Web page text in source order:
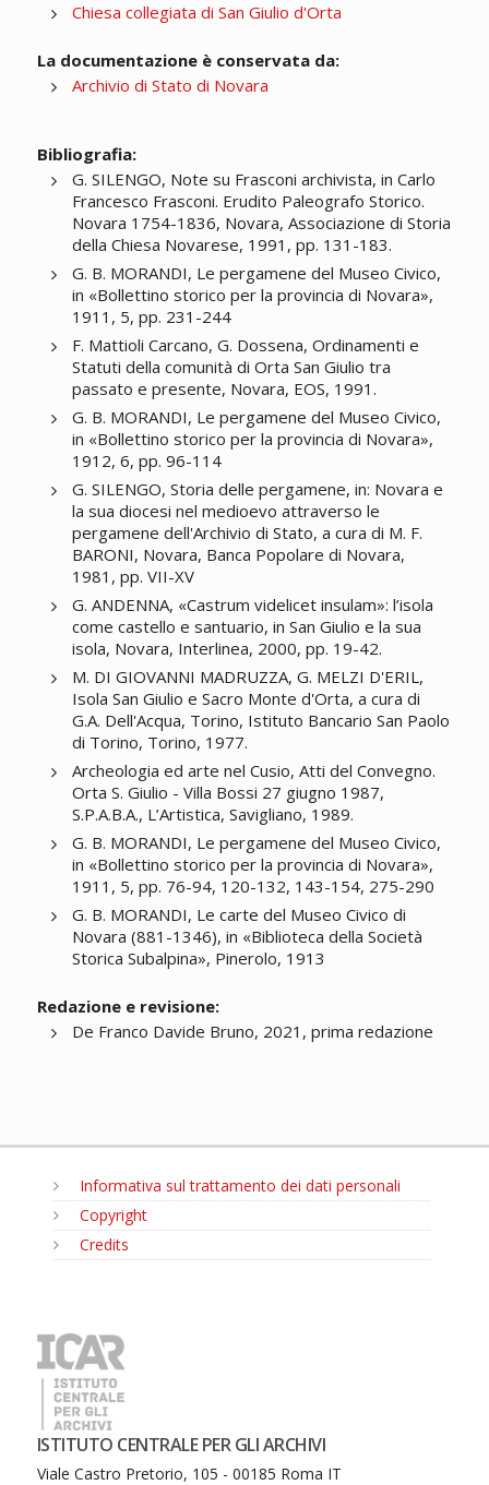
Chiesa collegiata di San Giulio d'Orta
La documentazione è conservata da:
Archivio di Stato di Novara
Bibliografia:
G. SILENGO, Note su Frasconi archivista, in Carlo
Francesco Frasconi. Erudito Paleografo Storico.
Novara 1754-1836, Novara, Associazione di Storia
della Chiesa Novarese, 1991, pp. 131-183.
G. B. MORANDI, Le pergamene del Museo Civico,
in «Bollettino storico per la provincia di Novara»,
1911, 5, pp. 231-244
F. Mattioli Carcano, G. Dossena, Ordinamenti e
Statuti della comunità di Orta San Giulio tra
passato e presente, Novara, EOS, 1991.
G. B. MORANDI, Le pergamene del Museo Civico,
in «Bollettino storico per la provincia di Novara»,
1912, 6, pp. 96-114
G. SILENGO, Storia delle pergamene, in: Novara e
la sua diocesi nel medioevo attraverso le
pergamene dell'Archivio di Stato, a cura di M. F.
BARONI, Novara, Banca Popolare di Novara,
1981, pp. VII-XV
G. ANDENNA, «Castrum videlicet insulam»: l’isola
come castello e santuario, in San Giulio e la sua
isola, Novara, Interlinea, 2000, pp. 19-42.
M. DI GIOVANNI MADRUZZA, G. MELZI D'ERIL,
Isola San Giulio e Sacro Monte d'Orta, a cura di
G.A. Dell'Acqua, Torino, Istituto Bancario San Paolo
di Torino, Torino, 1977.
Archeologia ed arte nel Cusio, Atti del Convegno.
Orta S. Giulio - Villa Bossi 27 giugno 1987,
S.P.A.B.A., L’Artistica, Savigliano, 1989.
G. B. MORANDI, Le pergamene del Museo Civico,
in «Bollettino storico per la provincia di Novara»,
1911, 5, pp. 76-94, 120-132, 143-154, 275-290
G. B. MORANDI, Le carte del Museo Civico di
Novara (881-1346), in «Biblioteca della Società
Storica Subalpina», Pinerolo, 1913
Redazione e revisione:
De Franco Davide Bruno, 2021, prima redazione
Informativa sul trattamento dei dati personali
Copyright
Credits
ISTITUTO CENTRALE PER GLI ARCHIVI
Viale Castro Pretorio, 105 - 00185 Roma IT